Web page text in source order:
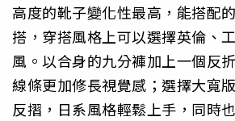
高度的靴子變化性最高，能搭配
搭，穿搭風格上可以選擇英倫、
風。以合身的九分褲加上一個反
線條更加修長視覺感；選擇大寬
反摺，日系風格輕鬆上手，同時